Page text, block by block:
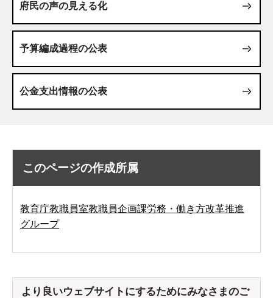
府民の声の見える化
予算編成過程の公表
公金支出情報の公表
このページの作成所属
教育庁教職員室教職員企画課労務・働き方改革推進
グループ
より良いウェブサイトにするためにみなさまのご